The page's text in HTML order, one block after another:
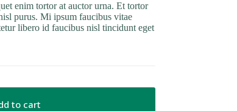
enim tortor at auctor urna. Et tortor
purus. Mi ipsum faucibus vitae
libero id faucibus nisl tincidunt eget
to cart